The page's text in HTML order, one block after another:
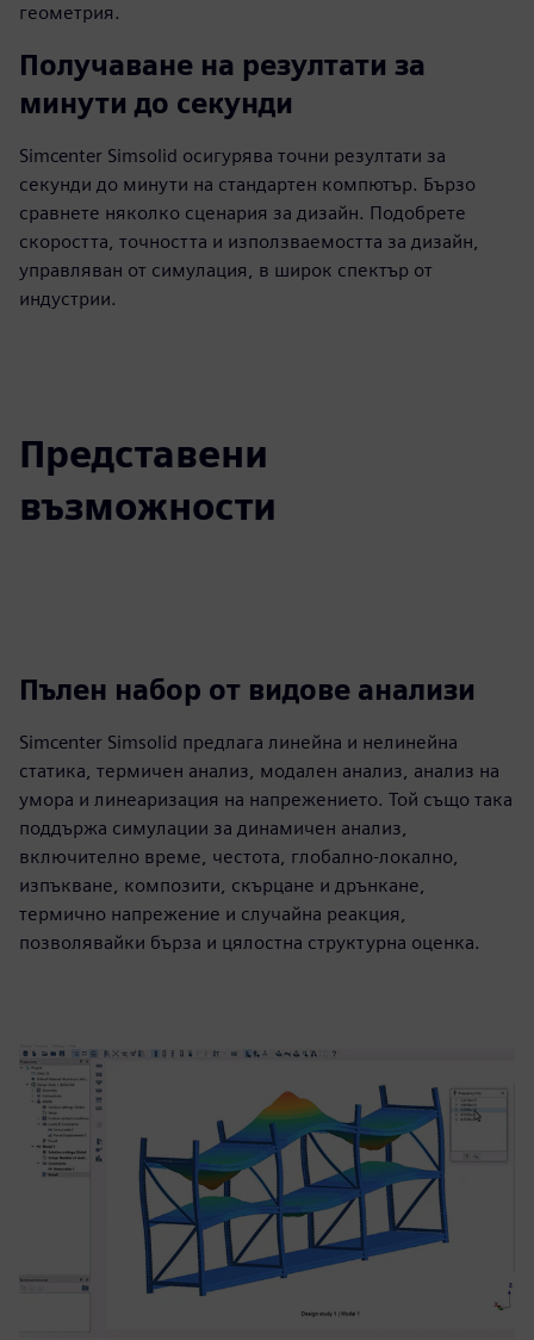
геометрия.
Получаване на резултати за
минути до секунди
Simcenter Simsolid осигурява точни резултати за
секунди до минути на стандартен компютър. Бързо
сравнете няколко сценария за дизайн. Подобрете
скоростта, точността и използваемостта за дизайн,
управляван от симулация, в широк спектър от
индустрии.
Представени
възможности
Пълен набор от видове анализи
Simcenter Simsolid предлага линейна и нелинейна
статика, термичен анализ, модален анализ, анализ на
умора и линеаризация на напрежението. Той също така
поддържа симулации за динамичен анализ,
включително време, честота, глобално-локално,
изпъкване, композити, скърцане и дрънкане,
термично напрежение и случайна реакция,
позволявайки бърза и цялостна структурна оценка.